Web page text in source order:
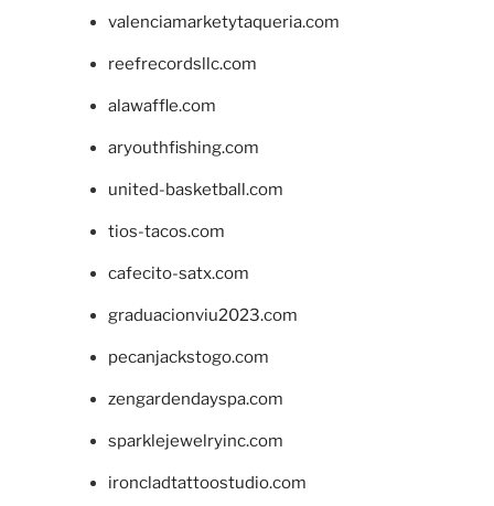
valenciamarketytaqueria.com
reefrecordsllc.com
alawaffle.com
aryouthfishing.com
united-basketball.com
tios-tacos.com
cafecito-satx.com
graduacionviu2023.com
pecanjackstogo.com
zengardendayspa.com
sparklejewelryinc.com
ironcladtattoostudio.com